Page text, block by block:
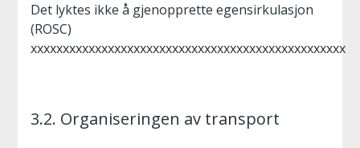
Det lyktes ikke å gjenopprette egensirkulasjon
(ROSC)
xxxxxxxxxxxxxxxxxxxxxxxxxxxxxxxxxxxxxxxxxxxxxxxxx
3.2. Organiseringen av transport